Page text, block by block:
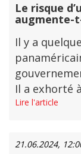
Le risque
augmente-
Il y a
Il a exhorté
Lire l'article
21.06.2024,